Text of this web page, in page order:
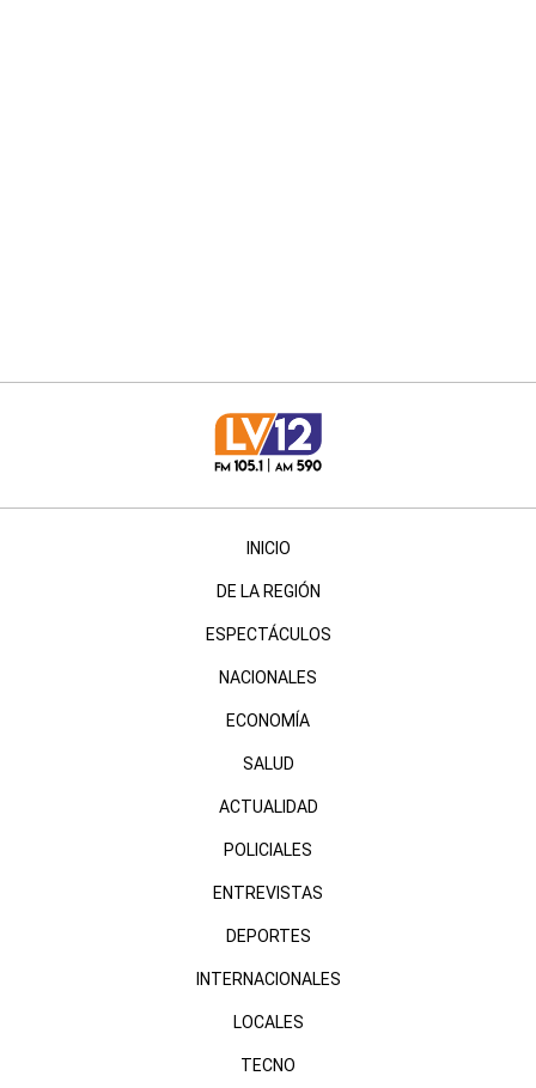
INICIO
DE LA REGIÓN
ESPECTÁCULOS
NACIONALES
ECONOMÍA
SALUD
ACTUALIDAD
POLICIALES
ENTREVISTAS
DEPORTES
INTERNACIONALES
LOCALES
TECNO